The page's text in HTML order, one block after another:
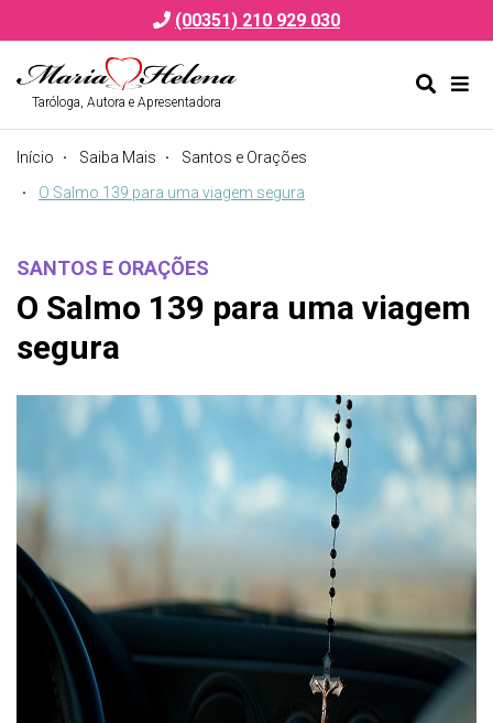
(00351) 210 929 030
Taróloga, Autora e Apresentadora
Início Saiba Mais
Santos e Orações
O Salmo 139 para uma viagem segura
SANTOS E ORAÇÕES
O Salmo 139 para uma viagem
segura